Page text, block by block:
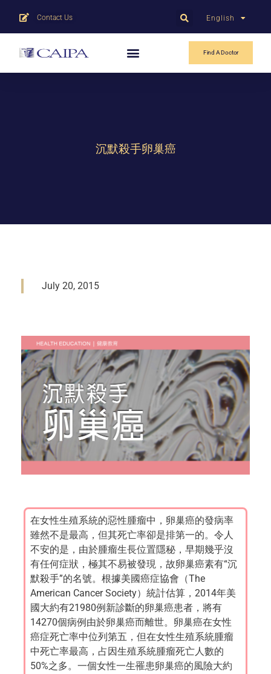
English
中文
Contact Us
Find A Doctor
沉默殺手卵巢癌
July 20, 2015
在女性生殖系統的惡性腫瘤中，卵巢癌的發病率
雖然不是最高，但其死亡率卻是排第一的。令人
不安的是，由於腫瘤生長位置隱秘，早期幾乎沒
有任何症狀，極其不易被發現，故卵巢癌素有“沉
默殺手”的名號。根據美國癌症協會（The
American Cancer Society）統計估算，2014年美
國大約有21980例新診斷的卵巢癌患者，將有
14270個病例由於卵巢癌而離世。卵巢癌在女性
癌症死亡率中位列第五，但在女性生殖系統腫瘤
中死亡率最高，占因生殖系統腫瘤死亡人數的
50%之多。一個女性一生罹患卵巢癌的風險大約